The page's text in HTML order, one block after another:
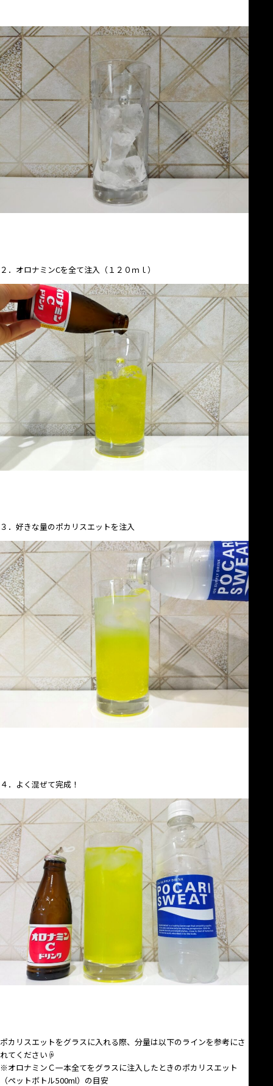
２．オロナミンCを全て注入（１２０ｍｌ）
３．好きな量のポカリスエットを注入
４．よく混ぜて完成！
ポカリスエットをグラスに入れる際、分量は以下のラインを参考にさ
れてください☟
※オロナミンＣ一本全てをグラスに注入したときのポカリスエット
（ペットボトル500ml）の目安